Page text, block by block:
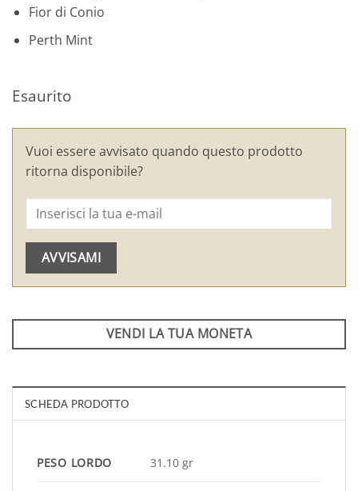
Fior di Conio
Perth Mint
Esaurito
Vuoi essere avvisato quando questo prodotto
ritorna disponibile?
AVVISAMI
VENDI LA TUA MONETA
SCHEDA PRODOTTO
PESO LORDO 31.10 gr